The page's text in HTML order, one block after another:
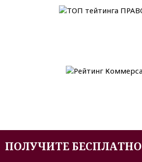
ПОЛУЧИТЕ БЕСПЛАТНО